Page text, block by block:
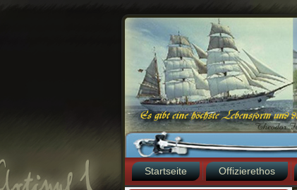
Startseite Offizierethos